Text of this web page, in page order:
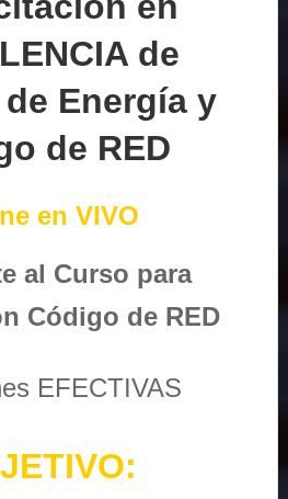
de
Energía y
de RED
en VIVO
al Curso para
Código de RED
EFECTIVAS